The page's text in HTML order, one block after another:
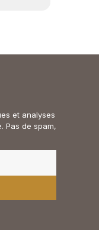
et analyses
Pas de spam,